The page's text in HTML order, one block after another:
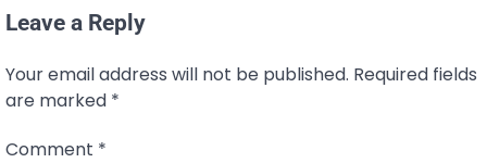
Leave a Reply
Your email address will not be published. Required fields
are marked *
Comment *